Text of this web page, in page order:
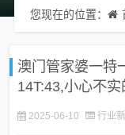
您现在的位置：
澳门管家婆一特
14T:43,小心不
2025-06-10 行业